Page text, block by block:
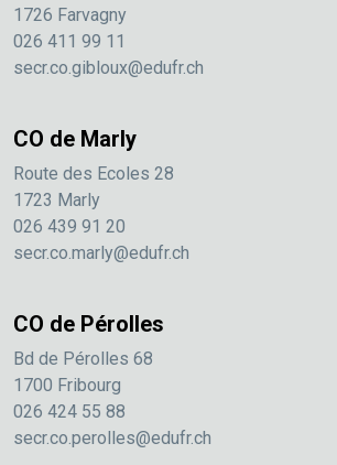
1726 Farvagny
026 411 99 11
secr.co.gibloux@edufr.ch
CO de Marly
Route des Ecoles 28
1723 Marly
026 439 91 20
secr.co.marly@edufr.ch
CO de Pérolles
Bd de Pérolles 68
1700 Fribourg
026 424 55 88
secr.co.perolles@edufr.ch